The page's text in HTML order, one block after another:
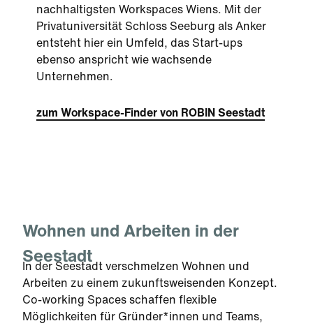
nachhaltigsten Workspaces Wiens. Mit der
Privatuniversität Schloss Seeburg als Anker
entsteht hier ein Umfeld, das Start-ups
ebenso anspricht wie wachsende
Unternehmen.
zum Workspace-Finder von ROBIN Seestadt
Wohnen und Arbeiten in der
Seestadt
In der Seestadt verschmelzen Wohnen und
Arbeiten zu einem zukunftsweisenden Konzept.
Co-working Spaces schaffen flexible
Möglichkeiten für Gründer*innen und Teams,